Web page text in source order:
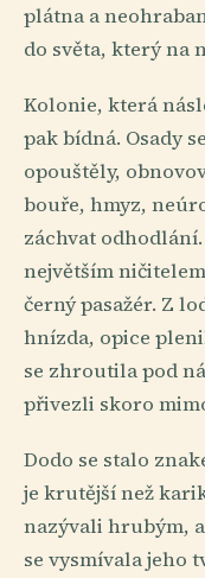
plátna a
do světa, který na
Kolonie, která
pak bídná. Osady
opouštěly,
bouře, hmyz,
záchvat
největším
černý pasažér. Z
hnízda, opice
se zhroutila pod
přivezli skoro
Dodo se stalo
je krutější než
nazývali hrubým,
se vysmívala jeho